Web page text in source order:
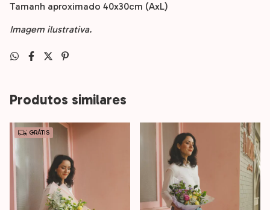
Tamanh aproximado 40x30cm (AxL)
Imagem ilustrativa.
Produtos similares
GRÁTIS